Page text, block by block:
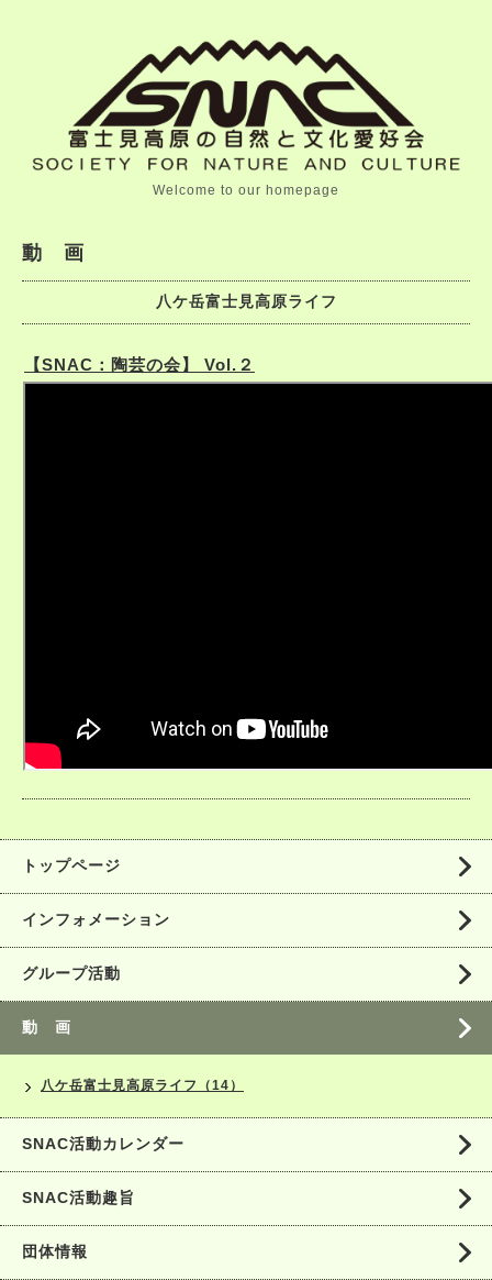
Welcome to our homepage
動 画
八ケ岳富士見高原ライフ
【SNAC：陶芸の会】 Vol.２
トップページ
インフォメーション
グループ活動
動 画
八ケ岳富士見高原ライフ（14）
SNAC活動カレンダー
SNAC活動趣旨
団体情報